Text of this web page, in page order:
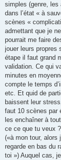
simples (genre, les
dans l’état « à
scènes «
admettant que je
pourrait me faire
jouer leurs propres
étape il faut grand
validation. Ce qui
minutes en
compte le temps
etc. Et quid de
baissent leur
faut 10 scènes par
les enchaîner à
ce ce que tu veux
(«à mon tour, alors
regarde en bas du
toi ») Auquel cas,